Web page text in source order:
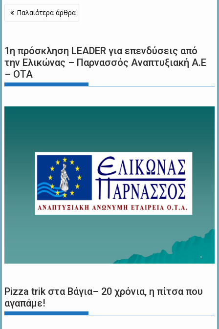
Πλοήγηση
άρθρων
Παλαιότερα άρθρα
1η πρόσκληση LEADER για επενδύσεις από
την Ελικώνας – Παρνασσός Αναπτυξιακή Α.Ε
– ΟΤΑ
Pizza trik στα Βάγια– 20 χρόνια, η πίτσα που
αγαπάμε!